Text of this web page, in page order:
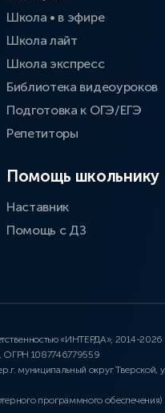
Школа • в эфире
Школа лайт
Школа экспресс
Библиотека видеоуроков
Подготовка к ОГЭ/ЕГЭ
Репетиторы
Помощь школьнику
Наставник
Помощь с ДЗ
«ИНТЕРДА», 2014-2026
ОГРН 1087746779559
муниципальный округ Тверской,
программного обеспечения)